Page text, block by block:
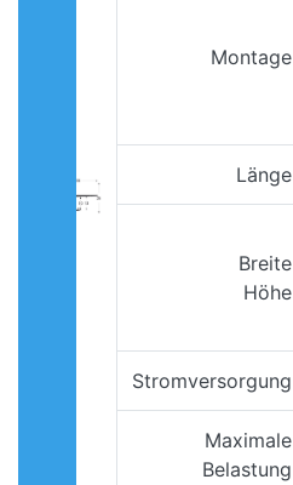
Montage
Länge
Breite
Höhe
Stromversorgung
Maximale
Belastung